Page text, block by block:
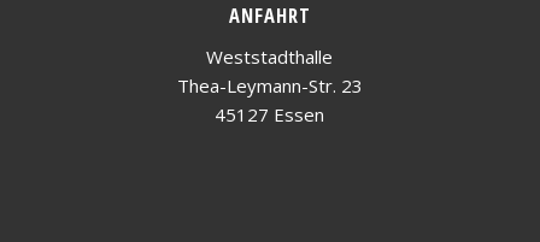
ANFAHRT
Weststadthalle
Thea-Leymann-Str. 23
45127 Essen